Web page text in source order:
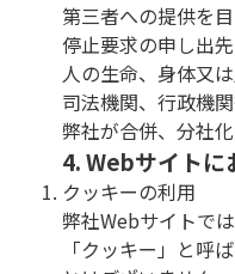
第三者への提供を
停止要求の申し出
人の生命、身体又
司法機関、行政機
弊社が合併、分社
4. Webサイトに
クッキーの利用
弊社Webサイトで
「クッキー」と呼